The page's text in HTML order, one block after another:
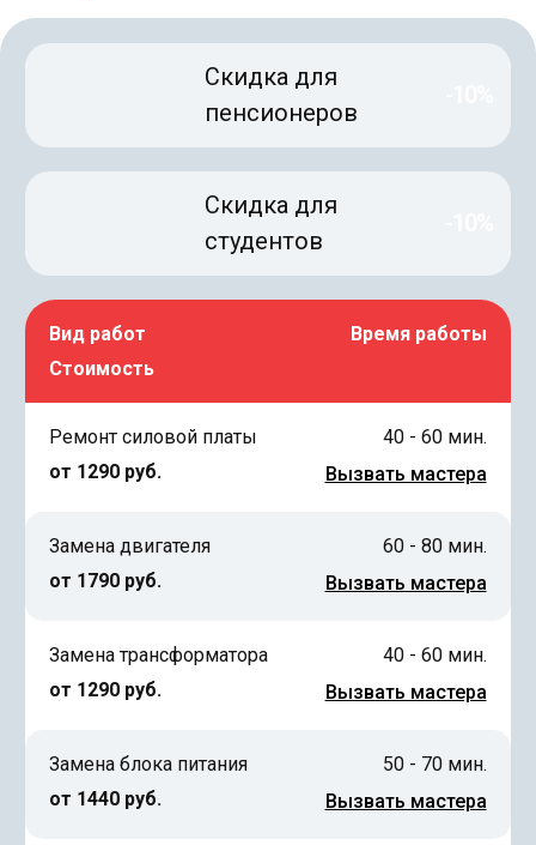
Скидка для
пенсионеров
Скидка для
студентов
Вид работ
Стоимость
Время работы
Ремонт силовой платы
от 1290 руб.
40 - 60 мин.
Вызвать мастера
Замена двигателя
от 1790 руб.
60 - 80 мин.
Вызвать мастера
Замена трансформатора
от 1290 руб.
40 - 60 мин.
Вызвать мастера
Замена блока питания
от 1440 руб.
50 - 70 мин.
Вызвать мастера